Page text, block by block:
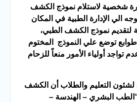
شخصية لاستلام نموذج الكشف
الي الإدارة الطبية في المكان
لتقديم نموذج الكشف الطبي،
60 جنيها طوابع توضع علي النموذج المختوم
تواجد أولياء الأمور منعاً للزحام
لشئون التعليم والطلاب أن الكشف
“الطب البشري – الهندسة –